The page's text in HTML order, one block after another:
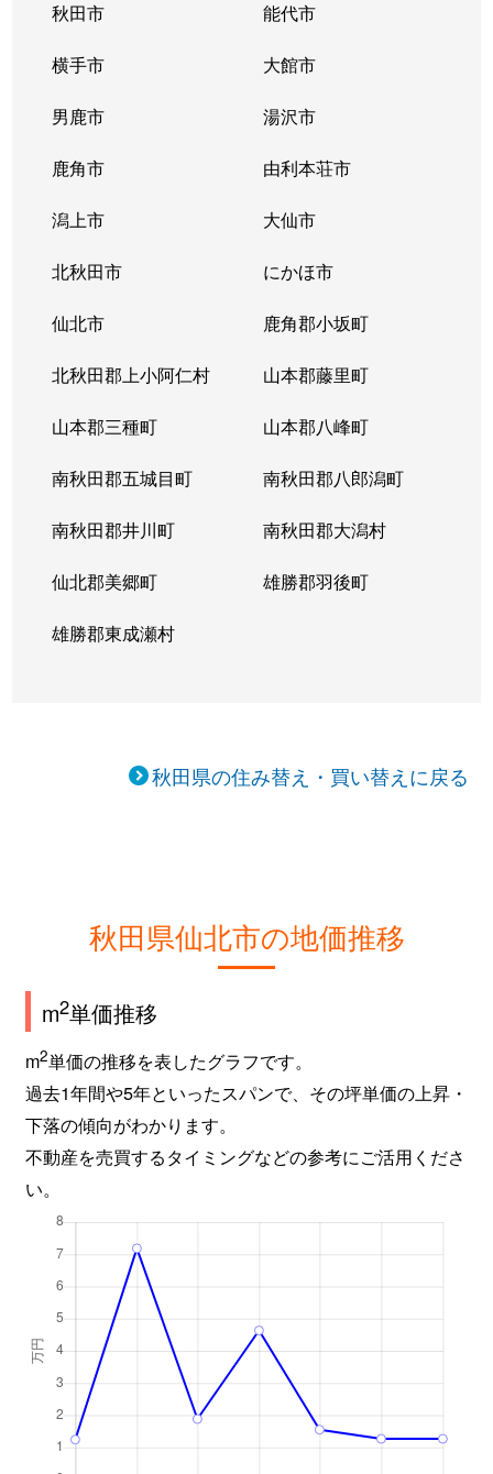
秋田市 能代市
横手市 大館市
男鹿市 湯沢市
鹿角市 由利本荘市
潟上市 大仙市
北秋田市 にかほ市
仙北市 鹿角郡小坂町
北秋田郡上小阿仁村 山本郡藤里町
山本郡三種町 山本郡八峰町
南秋田郡五城目町 南秋田郡八郎潟町
南秋田郡井川町 南秋田郡大潟村
仙北郡美郷町 雄勝郡羽後町
雄勝郡東成瀬村
秋田県の住み替え・買い替えに戻る
秋田県仙北市の地価推移
m2単価推移
m2単価の推移を表したグラフです。
過去1年間や5年といったスパンで、その坪単価の上昇・
下落の傾向がわかります。
不動産を売買するタイミングなどの参考にご活用くださ
い。